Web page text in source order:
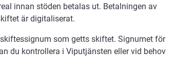
innan stöden betalas ut. Betalningen av
är digitaliserat.
som getts skiftet. Signumet för
du kontrollera i Viputjänsten eller vid behov